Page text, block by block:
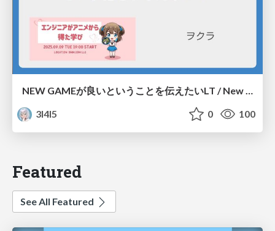
NEW GAMEが良いということを伝えたいLT / New Game is iizo.
3l4l5
0 100
Featured
See All Featured